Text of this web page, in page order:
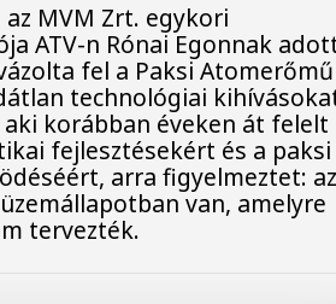
MVM Zrt. egykori
ATV-n Rónai Egonnak
fel a Paksi Atomerőmű
technológiai
aki korábban éveken át felelt
fejlesztésekért és a paksi
arra figyelmeztet:
van, amelyre
tervezték.